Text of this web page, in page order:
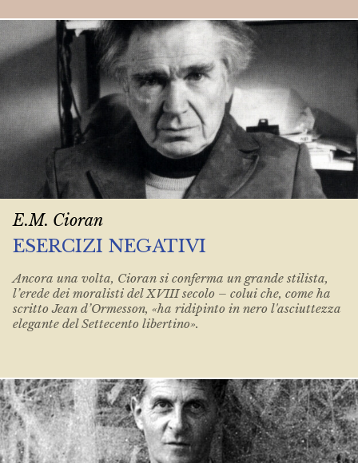
E.M. Cioran
ESERCIZI NEGATIVI
Ancora una volta, Cioran si conferma un grande stilista,
l’erede dei moralisti del XVIII secolo – colui che, come ha
scritto Jean d’Ormesson, «ha ridipinto in nero l'asciuttezza
elegante del Settecento libertino».